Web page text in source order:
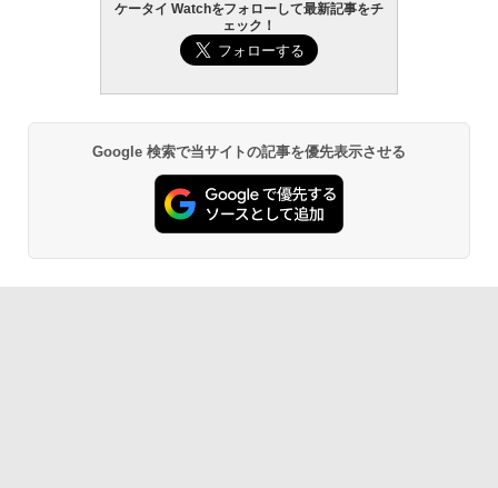
ケータイ Watchをフォローして最新記事をチ
ェック！
Google 検索で当サイトの記事を優先表示させる